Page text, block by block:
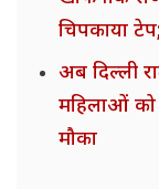
चिपकाया
अब दिल्ली
महिलाओं को
मौका